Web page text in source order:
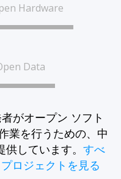
Hardware
Data
がオープン ソフト
業を行うための、中
しています。 すべ
ロジェクトを見る